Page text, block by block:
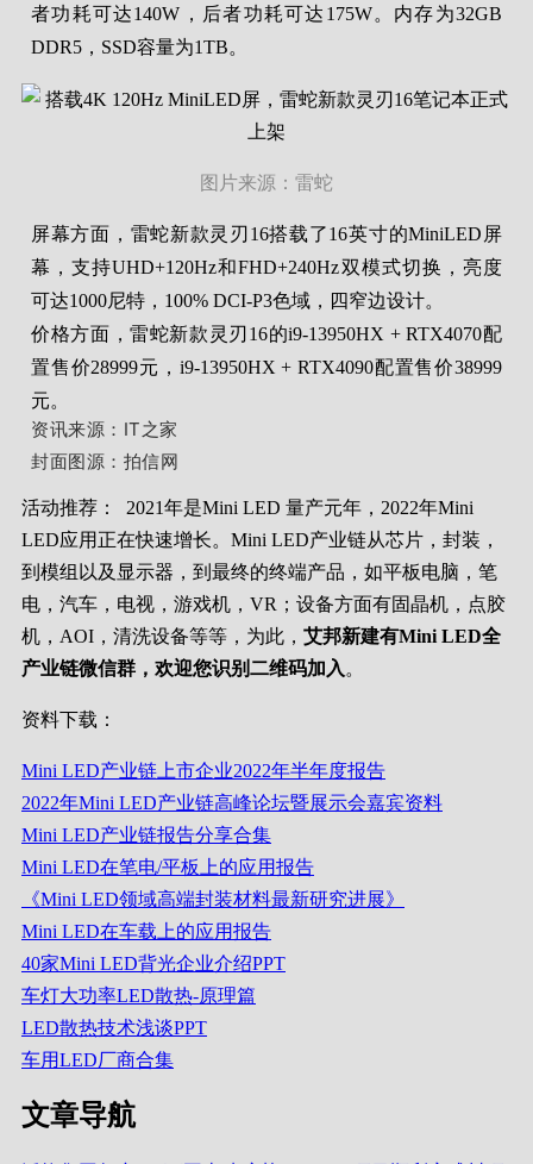
者功耗可达140W，后者功耗可达175W。内存为32GB
DDR5，SSD容量为1TB。
图片来源：雷蛇
屏幕方面，雷蛇新款灵刃16搭载了16英寸的MiniLED屏
幕，支持UHD+120Hz和FHD+240Hz双模式切换，亮度
可达1000尼特，100% DCI-P3色域，四窄边设计。
价格方面，雷蛇新款灵刃16的i9-13950HX + RTX4070配
置售价28999元，i9-13950HX + RTX4090配置售价38999
元。
资讯来源： IT之家
封面图源：拍信网
活动推荐：
2021年是Mini LED 量产元年，2022年Mini
LED应用正在快速增长。Mini LED产业链从芯片，封装，
到模组以及显示器，到最终的终端产品，如平板电脑，笔
电，汽车，电视，游戏机，VR；设备方面有固晶机，点胶
机，AOI，清洗设备等等，为此， 艾邦新建有Mini LED全
产业链微信群，欢迎您识别二维码加入 。
资料下载：
Mini LED产业链上市企业2022年半年度报告
2022年Mini LED产业链高峰论坛暨展示会嘉宾资料
Mini LED产业链报告分享合集
Mini LED在笔电/平板上的应用报告
《Mini LED领域高端封装材料最新研究进展》
Mini LED在车载上的应用报告
40家Mini LED背光企业介绍PPT
车灯大功率LED散热-原理篇
LED散热技术浅谈PPT
车用LED厂商合集
文章导航